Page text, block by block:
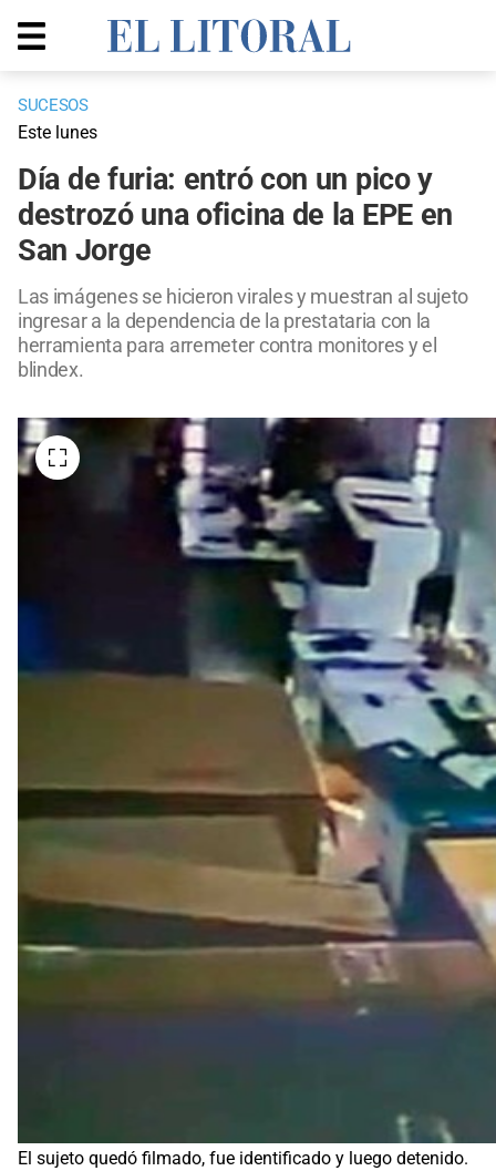
SUCESOS
Este lunes
Día de furia: entró con un pico y
destrozó una oficina de la EPE en
San Jorge
Las imágenes se hicieron virales y muestran al sujeto
ingresar a la dependencia de la prestataria con la
herramienta para arremeter contra monitores y el
blindex.
El sujeto quedó filmado, fue identificado y luego detenido.